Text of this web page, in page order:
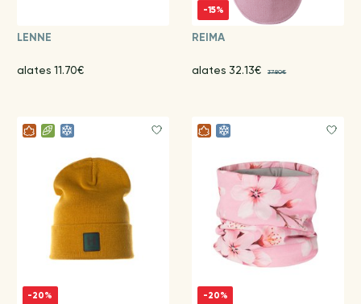
LENNE
alates 11.70€
-15%
REIMA
alates 32.13€ 37.80€
-20% -20%